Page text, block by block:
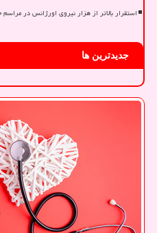
استقرار بالاتر از هزار نیروی اورژانس در مراسم
جدیدترین ها